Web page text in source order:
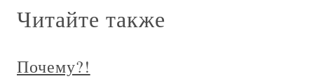
Читайте также
Почему?!